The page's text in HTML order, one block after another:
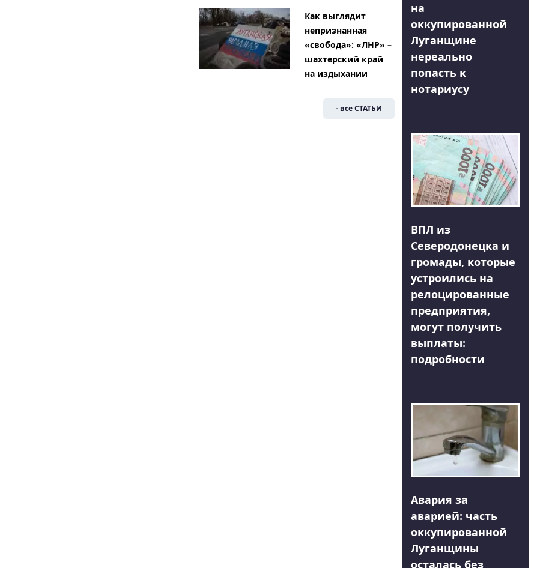
Как выглядит
непризнанная
«свобода»: «ЛНР» –
шахтерский край
на издыхании
- все СТАТЬИ
на
оккупированной
Луганщине
нереально
попасть к
нотариусу
ВПЛ из
Северодонецка и
громады, которые
устроились на
релоцированные
предприятия,
могут получить
выплаты:
подробности
Авария за
аварией: часть
оккупированной
Луганщины
осталась без